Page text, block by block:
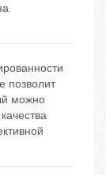
позволит
можно